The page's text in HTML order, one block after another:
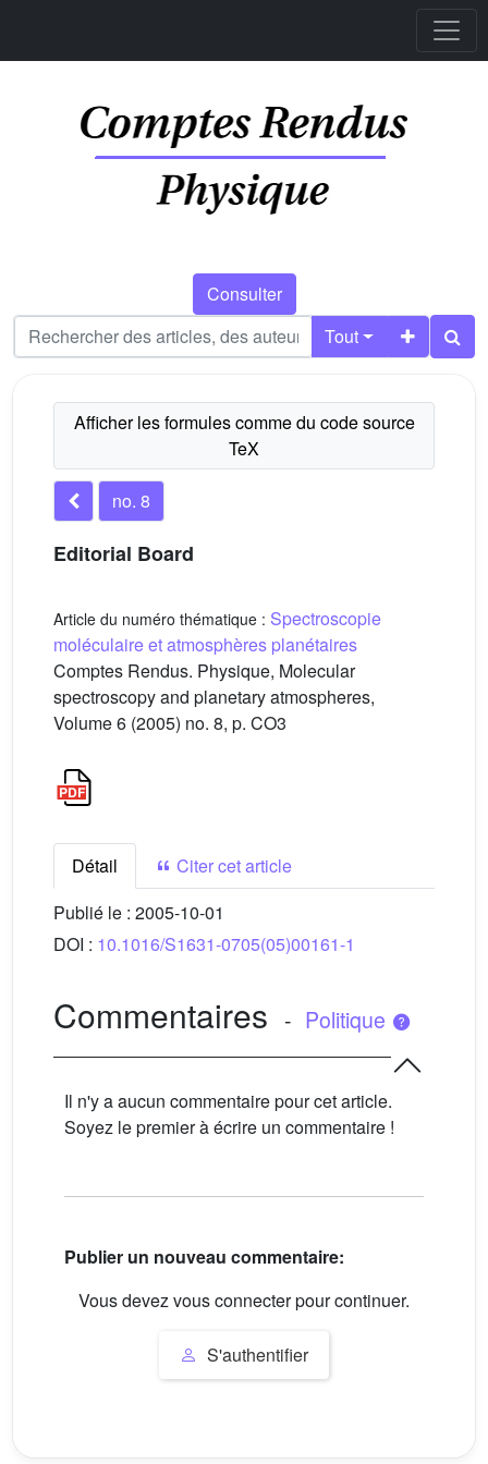
Consulter
Tout
no. 8
Editorial Board
Article du numéro thématique : Spectroscopie
moléculaire et atmosphères planétaires
Comptes Rendus. Physique, Molecular
spectroscopy and planetary atmospheres,
Volume 6 (2005) no. 8, p. CO3
Détail
Citer cet article
Publié le : 2005-10-01
DOI : 10.1016/S1631-0705(05)00161-1
Commentaires - Politique
Il n'y a aucun commentaire pour cet article.
Soyez le premier à écrire un commentaire !
Publier un nouveau commentaire:
Vous devez vous connecter pour continuer.
S'authentifier